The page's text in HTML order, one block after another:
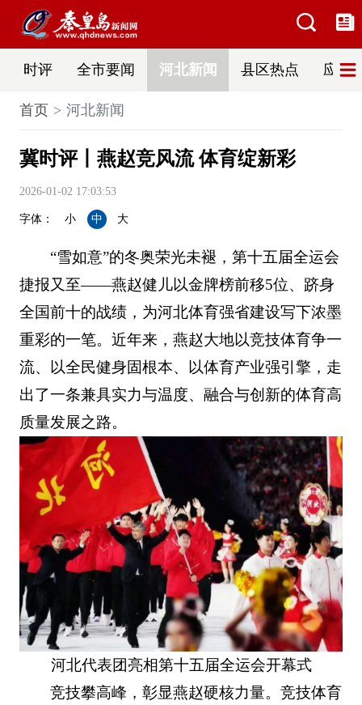
时评 全市要闻 河北新闻 县区热点 应急
首页 河北新闻
冀时评丨燕赵竞风流 体育绽新彩
2026-01-02 17:03:53
字体： 小 中 大
“雪如意”的冬奥荣光未褪，第十五届全运会
捷报又至——燕赵健儿以金牌榜前移5位、跻身
全国前十的战绩，为河北体育强省建设写下浓墨
重彩的一笔。近年来，燕赵大地以竞技体育争一
流、以全民健身固根本、以体育产业强引擎，走
出了一条兼具实力与温度、融合与创新的体育高
质量发展之路。
河北代表团亮相第十五届全运会开幕式
竞技攀高峰，彰显燕赵硬核力量。竞技体育